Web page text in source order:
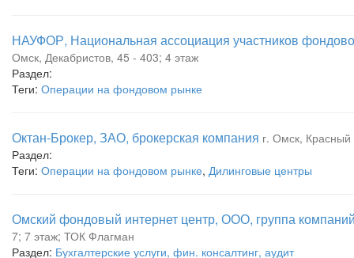
НАУФОР, Национальная ассоциация участников
Омск, Декабристов, 45 - 403; 4 этаж
Раздел:
Теги: Операции на фондовом рынке
Октан-Брокер, ЗАО, брокерская компания г. Омск,
Раздел:
Теги: Операции на фондовом рынке, Дилинговые центры
Омский фондовый интернет центр, ООО, группа
7; 7 этаж; ТОК Флагман
Раздел: Бухгалтерские услуги, фин. консалтинг, аудит